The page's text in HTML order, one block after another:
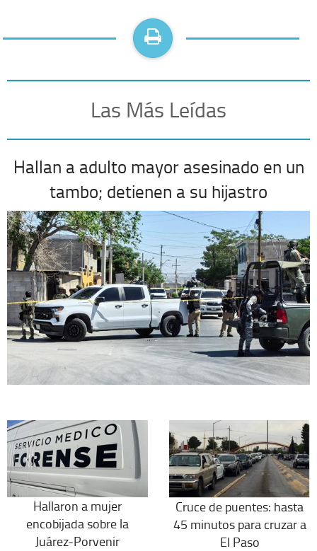
Las Más Leídas
Hallan a adulto mayor asesinado en un
tambo; detienen a su hijastro
Hallaron a mujer
encobijada sobre la
Juárez-Porvenir
Cruce de puentes: hasta
45 minutos para cruzar a
El Paso